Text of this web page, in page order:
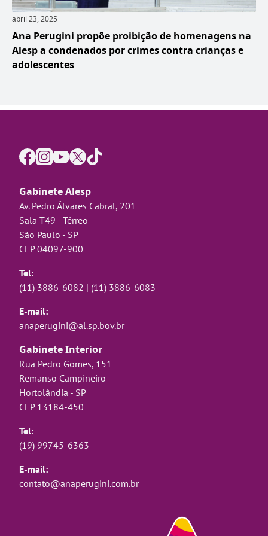
abril 23, 2025
Ana Perugini propõe proibição de homenagens na
Alesp a condenados por crimes contra crianças e
adolescentes
Gabinete Alesp
Av. Pedro Álvares Cabral, 201
Sala T49 - Térreo
São Paulo - SP
CEP 04097-900
Tel:
(11) 3886-6082 | (11) 3886-6083
E-mail:
anaperugini@al.sp.bov.br
Gabinete Interior
Rua Pedro Gomes, 151
Remanso Campineiro
Hortolândia - SP
CEP 13184-450
Tel:
(19) 99745-6363
E-mail:
contato@anaperugini.com.br